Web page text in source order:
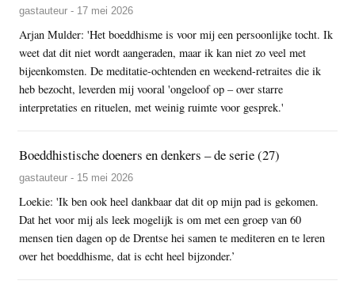
gastauteur - 17 mei 2026
Arjan Mulder: 'Het boeddhisme is voor mij een persoonlijke tocht. Ik
weet dat dit niet wordt aangeraden, maar ik kan niet zo veel met
bijeenkomsten. De meditatie-ochtenden en weekend-retraites die ik
heb bezocht, leverden mij vooral 'ongeloof op – over starre
interpretaties en rituelen, met weinig ruimte voor gesprek.'
Boeddhistische doeners en denkers – de serie (27)
gastauteur - 15 mei 2026
Loekie: 'Ik ben ook heel dankbaar dat dit op mijn pad is gekomen.
Dat het voor mij als leek mogelijk is om met een groep van 60
mensen tien dagen op de Drentse hei samen te mediteren en te leren
over het boeddhisme, dat is echt heel bijzonder.’